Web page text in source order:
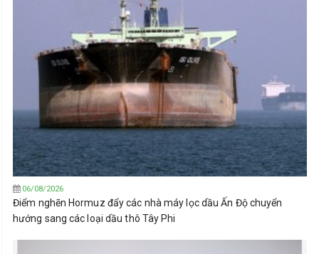
06/08/2026
Điểm nghẽn Hormuz đẩy các nhà máy lọc dầu Ấn Độ chuyển
hướng sang các loại dầu thô Tây Phi